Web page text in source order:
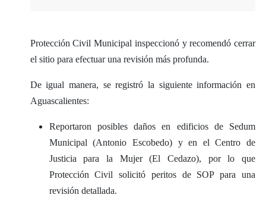
Protección Civil Municipal inspeccionó y recomendó cerrar
el sitio para efectuar una revisión más profunda.
De igual manera, se registró la siguiente información en
Aguascalientes:
Reportaron posibles daños en edificios de Sedum
Municipal (Antonio Escobedo) y en el Centro de
Justicia para la Mujer (El Cedazo), por lo que
Protección Civil solicitó peritos de SOP para una
revisión detallada.